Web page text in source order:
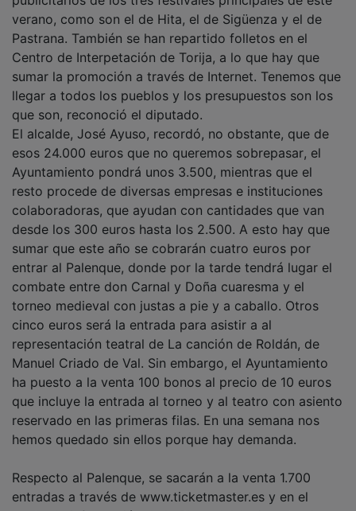
verano, como son el de Hita, el de Sigüenza y el de
Pastrana. También se han repartido folletos en el
Centro de Interpetación de Torija, a lo que hay que
sumar la promoción a través de Internet. Tenemos que
llegar a todos los pueblos y los presupuestos son los
que son, reconoció el diputado.
El alcalde, José Ayuso, recordó, no obstante, que de
esos 24.000 euros que no queremos sobrepasar, el
Ayuntamiento pondrá unos 3.500, mientras que el
resto procede de diversas empresas e instituciones
colaboradoras, que ayudan con cantidades que van
desde los 300 euros hasta los 2.500. A esto hay que
sumar que este año se cobrarán cuatro euros por
entrar al Palenque, donde por la tarde tendrá lugar el
combate entre don Carnal y Doña cuaresma y el
torneo medieval con justas a pie y a caballo. Otros
cinco euros será la entrada para asistir a al
representación teatral de La canción de Roldán, de
Manuel Criado de Val. Sin embargo, el Ayuntamiento
ha puesto a la venta 100 bonos al precio de 10 euros
que incluye la entrada al torneo y al teatro con asiento
reservado en las primeras filas. En una semana nos
hemos quedado sin ellos porque hay demanda.
entradas a través de www.ticketmaster.es y en el
punto de información de la Plaza del Arcipreste el